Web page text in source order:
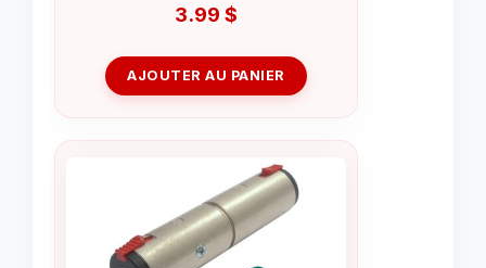
3.99 $
AJOUTER AU PANIER